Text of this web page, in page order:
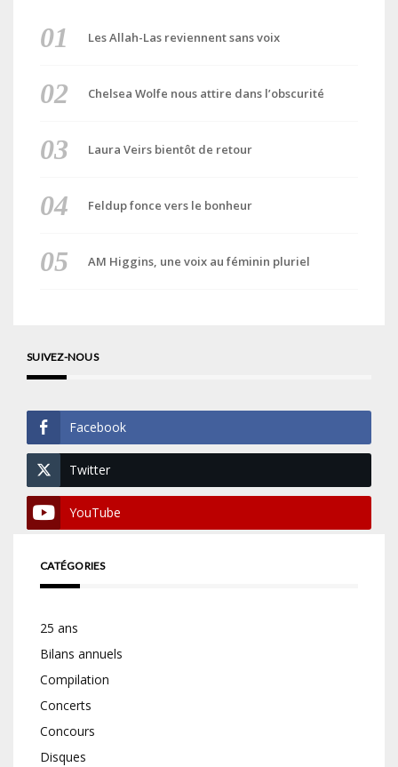
Les Allah-Las reviennent sans voix
Chelsea Wolfe nous attire dans l’obscurité
Laura Veirs bientôt de retour
Feldup fonce vers le bonheur
AM Higgins, une voix au féminin pluriel
SUIVEZ-NOUS
Facebook
Twitter
YouTube
CATÉGORIES
25 ans
Bilans annuels
Compilation
Concerts
Concours
Disques